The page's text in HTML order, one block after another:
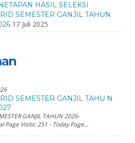
HASIL SELEKSI
SEMESTER GANJIL TAHUN
17 Juli 2025
SEMESTER GANJIL TAHU N
GANJIL TAHUN 2026-
Page Visits: 251 - Today Page...